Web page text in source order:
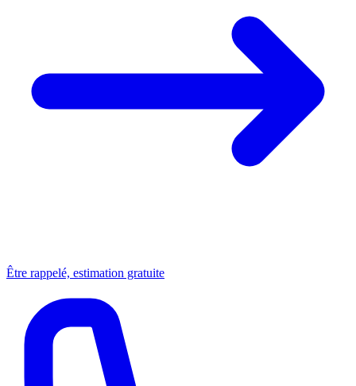
Être rappelé, estimation gratuite